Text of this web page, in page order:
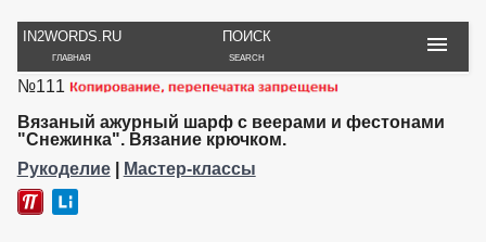
IN2WORDS.RU
ГЛАВНАЯ
ПОИСК
SEARCH
РУКОДЕЛИЕ ТОВАРЫ ПУТЕШЕСТВИЯ
ИГРЫ ОБОИ
№111
Вязаный ажурный шарф с веерами и фестонами
"Снежинка". Вязание крючком.
Рукоделие| Мастер-классы